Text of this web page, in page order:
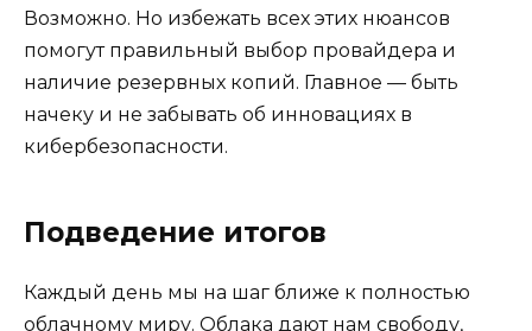
Возможно. Но избежать всех этих нюансов
помогут правильный выбор провайдера и
наличие резервных копий. Главное — быть
начеку и не забывать об инновациях в
кибербезопасности.
Подведение итогов
Каждый день мы на шаг ближе к полностью
облачному миру. Облака дают нам свободу,